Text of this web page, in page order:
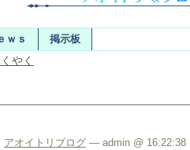
ｗｓ 掲示板
やく
アオイトリブログ — admin @ 16:22:38